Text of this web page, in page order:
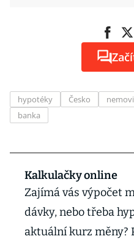
hypotéky Česko
banka
Kalkulačky online
Zajímá vás výpočet
dávky, nebo třeba
aktuální kurz měny?